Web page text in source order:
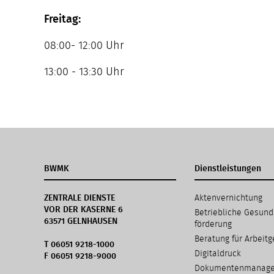
Freitag:
08:00- 12:00 Uhr
13:00 - 13:30 Uhr
BWMK
ZENTRALE DIENSTE
VOR DER KASERNE 6
63571 GELNHAUSEN
T 06051 9218-1000
F 06051 9218-9000
Dienstleistungen
Navigation
überspringen
Aktenvernichtung
Betriebliche
förderung
Beratung für
Digitaldruck